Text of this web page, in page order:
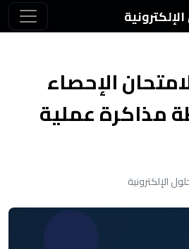
الإحصاء
مذاكرة عملية
الإلكترونية